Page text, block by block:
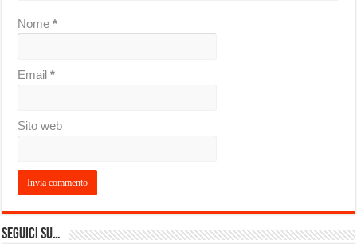
Nome*
Email*
Sito web
Seguici su…